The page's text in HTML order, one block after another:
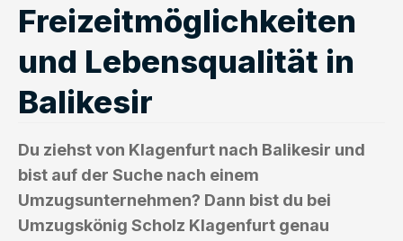
Freizeitmöglichkeiten
und Lebensqualität in
Balikesir
Du ziehst von Klagenfurt nach Balikesir und
bist auf der Suche nach einem
Umzugsunternehmen? Dann bist du bei
Umzugskönig Scholz Klagenfurt genau